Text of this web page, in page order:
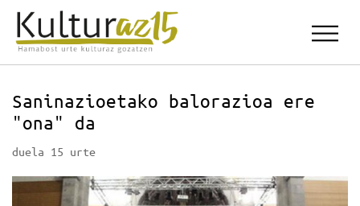
Saninazioetako balorazioa ere
"ona" da
duela 15 urte